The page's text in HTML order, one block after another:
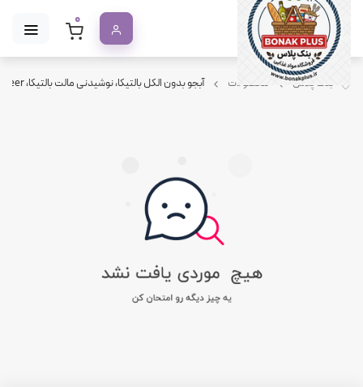
0
بنک پلاس محصولات آبجو بدون الکل بالتیکا، نوشیدنی مالت بالتیکا، baltika non alcoholic beer، خرید آبجو بدون الکل، نوشیدنی مالت baltika، آبجو بدون الکل خارجی، baltika beer